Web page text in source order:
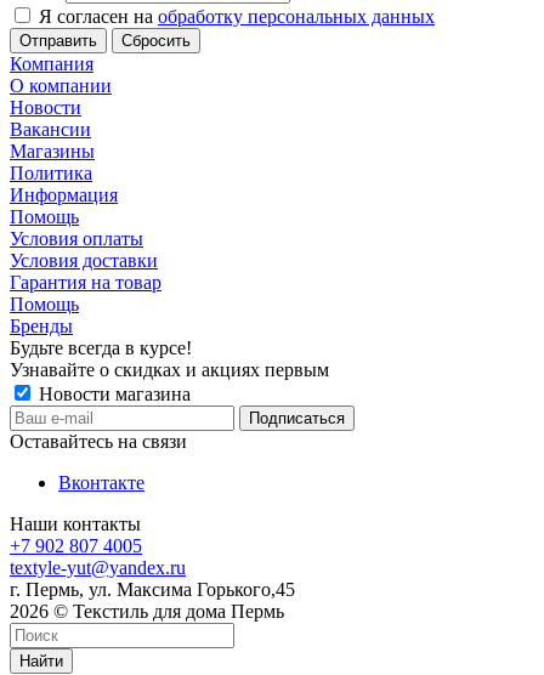
Я согласен на обработку персональных данных
Сбросить
Компания
О компании
Новости
Вакансии
Магазины
Политика
Информация
Помощь
Условия оплаты
Условия доставки
Гарантия на товар
Помощь
Бренды
Будьте всегда в курсе!
Узнавайте о скидках и акциях первым
Новости магазина
Оставайтесь на связи
Вконтакте
Наши контакты
+7 902 807 4005
textyle-yut@yandex.ru
г. Пермь, ул. Максима Горького,45
2026 © Текстиль для дома Пермь
Найти